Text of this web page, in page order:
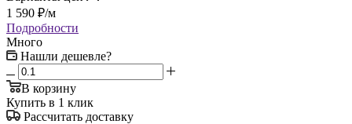
1 590 ₽/м
Подробности
Много
Нашли дешевле?
В корзину
Купить в 1 клик
Рассчитать доставку